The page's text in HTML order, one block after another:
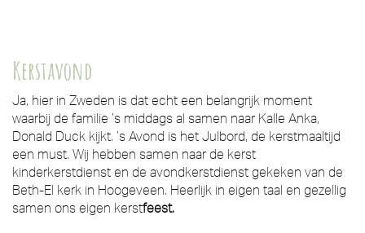
Kerstavond
Ja, hier in Zweden is dat echt een belangrijk moment
waarbij de familie ’s middags al samen naar Kalle Anka,
Donald Duck kijkt. ’s Avond is het Julbord, de kerstmaaltijd
een must. Wij hebben samen naar de kerst
kinderkerstdienst en de avondkerstdienst gekeken van de
Beth-El kerk in Hoogeveen. Heerlijk in eigen taal en gezellig
samen ons eigen kerstfeest.